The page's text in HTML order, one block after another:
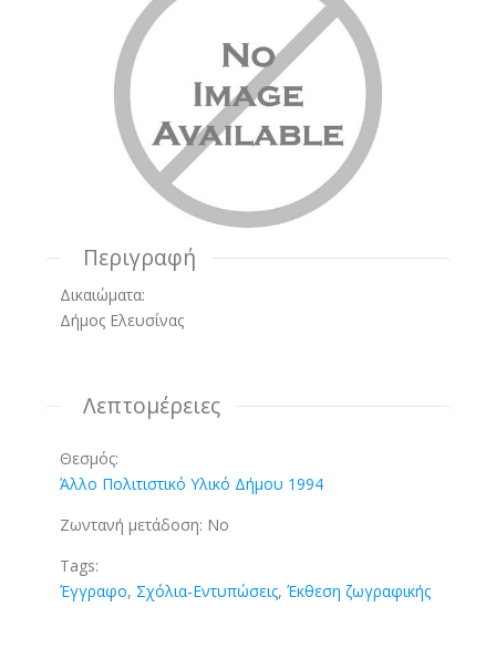
Περιγραφή
Δικαιώματα:
Δήμος Ελευσίνας
Λεπτομέρειες
Θεσμός:
Άλλο Πολιτιστικό Υλικό Δήμου 1994
Ζωντανή μετάδοση: No
Tags:
Έγγραφο, Σχόλια-Εντυπώσεις, Έκθεση ζωγραφικής